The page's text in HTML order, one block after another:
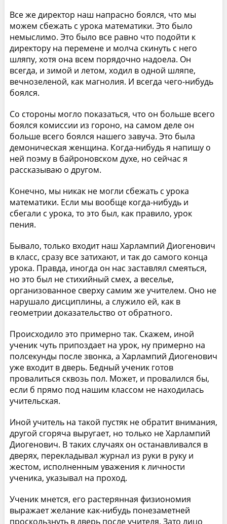
Все же директор наш напрасно боялся, что мы
можем сбежать с урока математики. Это было
немыслимо. Это было все равно что подойти к
директору на перемене и молча скинуть с него
шляпу, хотя она всем порядочно надоела. Он
всегда, и зимой и летом, ходил в одной шляпе,
вечнозеленой, как магнолия. И всегда чего-нибудь
боялся.
Со стороны могло показаться, что он больше всего
боялся комиссии из гороно, на самом деле он
больше всего боялся нашего завуча. Это была
демоническая женщина. Когда-нибудь я напишу о
ней поэму в байроновском духе, но сейчас я
рассказываю о другом.
Конечно, мы никак не могли сбежать с урока
математики. Если мы вообще когда-нибудь и
сбегали с урока, то это был, как правило, урок
пения.
Бывало, только входит наш Харлампий Диогенович
в класс, сразу все затихают, и так до самого конца
урока. Правда, иногда он нас заставлял смеяться,
но это был не стихийный смех, а веселье,
организованное сверху самим же учителем. Оно не
нарушало дисциплины, а служило ей, как в
геометрии доказательство от обратного.
Происходило это примерно так. Скажем, иной
ученик чуть припоздает на урок, ну примерно на
полсекунды после звонка, а Харлампий Диогенович
уже входит в дверь. Бедный ученик готов
провалиться сквозь пол. Может, и провалился бы,
если б прямо под нашим классом не находилась
учительская.
Иной учитель на такой пустяк не обратит внимания,
другой сгоряча выругает, но только не Харлампий
Диогенович. В таких случаях он останавливался в
дверях, перекладывал журнал из руки в руку и
жестом, исполненным уважения к личности
ученика, указывал на проход.
Ученик мнется, его растерянная физиономия
выражает желание как-нибудь понезаметней
проскользнуть в дверь после учителя. Зато лицо